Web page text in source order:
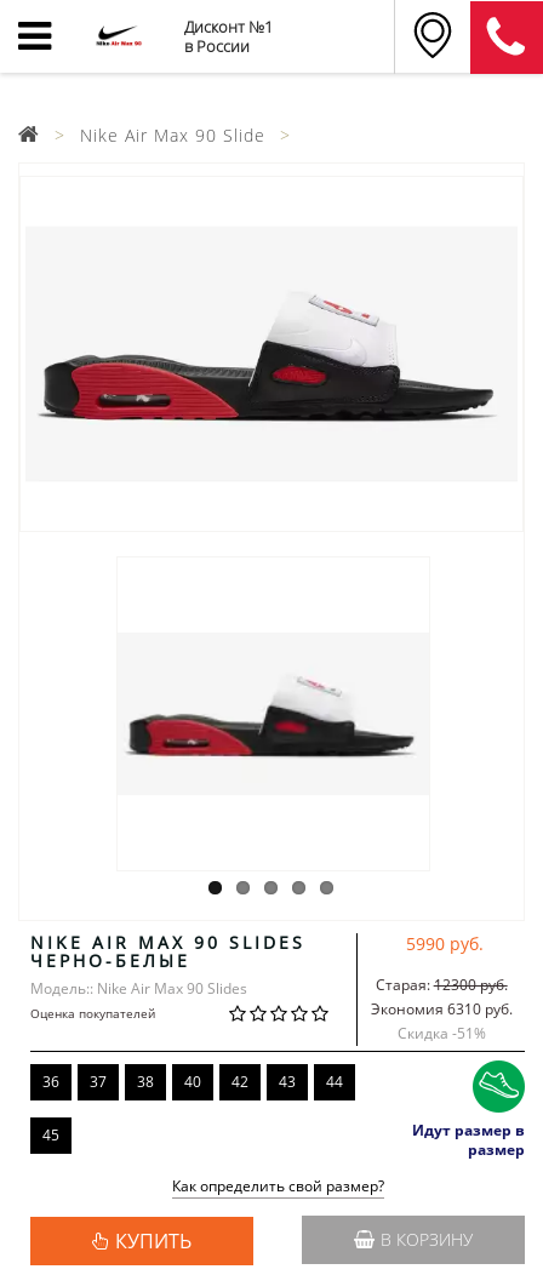
Дисконт №1
в России
Nike Air Max 90 Slide
NIKE AIR MAX 90 SLIDES
ЧЕРНО-БЕЛЫЕ
Модель:: Nike Air Max 90 Slides
Оценка покупателей
5990 руб.
Старая:12300 руб.
Экономия 6310 руб.
Скидка -51%
36 37 38 40 42 43 44
45
Идут размер в
размер
Как определить свой размер?
КУПИТЬ В КОРЗИНУ